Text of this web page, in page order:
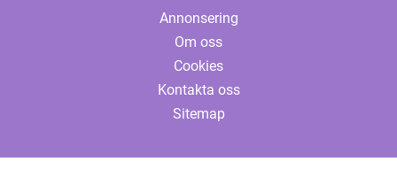
Annonsering
Om oss
Cookies
Kontakta oss
Sitemap